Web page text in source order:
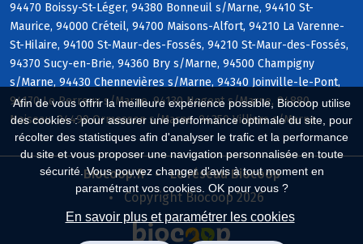
Afin de vous offrir la meilleure expérience possible, Biocoop utilise
des cookies : pour assurer une performance optimale du site, pour
récolter des statistiques afin d'analyser le trafic et la performance
du site et vous proposer une navigation personnalisée en toute
sécurité. Vous pouvez changer d'avis à tout moment en
paramétrant vos cookies. OK pour vous ?
En savoir plus et paramétrer les cookies
94470 Boissy-St-Léger, 94380 Bonneuil s/Marne, 94410 St-
Maurice, 94000 Créteil, 94700 Maisons-Alfort, 94210 La Varenne-
St-Hilaire, 94100 St-Maur-des-Fossés, 94210 St-Maur-des-Fossés,
94370 Sucy-en-Brie, 94360 Bry s/Marne, 94500 Champigny
s/Marne, 94430 Chennevières s/Marne, 94340 Joinville-le-Pont,
94170 Le Perreux s/Marne, 94130 Nogent s/Marne, 94880
Noiseau, 94490 Ormesson s/Marne, 94350 Villiers s/Marne
Biocoop.fr
Le réseau Biocoop
Copyright Biocoop 2026